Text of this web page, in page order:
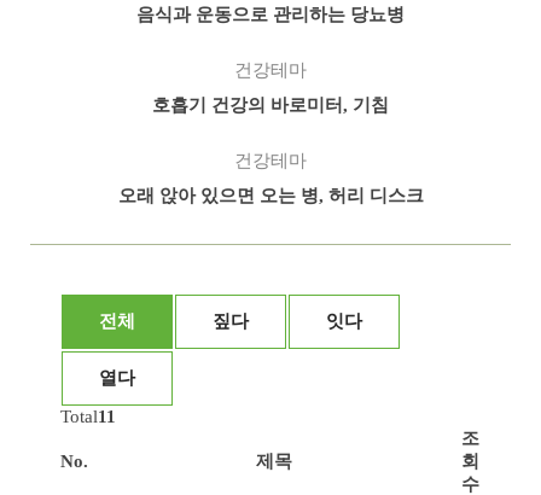
음식과 운동으로 관리하는 당뇨병
건강테마
호흡기 건강의 바로미터, 기침
건강테마
오래 앉아 있으면 오는 병, 허리 디스크
전체 짚다 잇다
열다
Total11
No. 제목
조
회
수